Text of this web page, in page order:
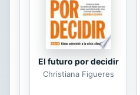
El futuro por decidir
Christiana Figueres